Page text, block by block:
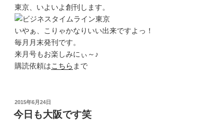
東京、いよいよ創刊します。
いやぁ、こりゃかなりいい出来ですよっ！
毎月月末発刊です。
来月号もお楽しみにぃ～♪
購読依頼はこちら まで
投
稿
日:
2015年6月24日
今日も大阪です笑